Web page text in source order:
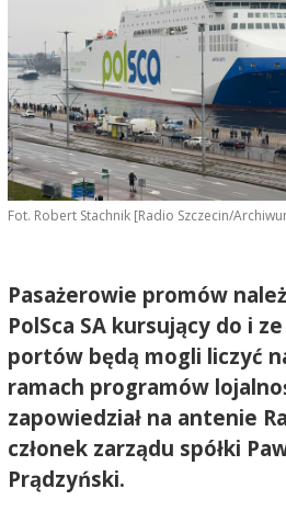
Fot. Robert Stachnik [Radio Szczecin/
Pasażerowie promów
PolSca SA kursujący do i
portów będą mogli liczyć
ramach programów
zapowiedział na antenie
członek zarządu spółki
Prądzyński.